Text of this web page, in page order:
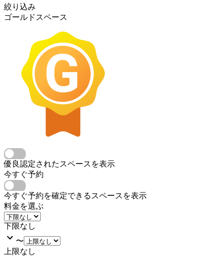
絞り込み
ゴールドスペース
優良認定されたスペースを表示
今すぐ予約
今すぐ予約を確定できるスペースを表示
料金を選ぶ
下限なし
〜
上限なし